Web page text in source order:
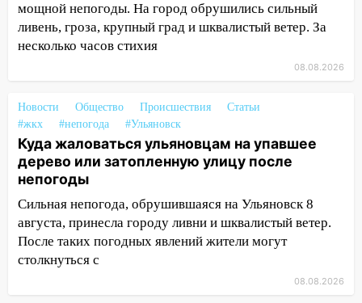
13:22
Упавшие деревья перекрыли
дороги в Ульяновске: фото
сохранятся 9 августа
13:15 Трижды «брал в долг» без спроса:
житель Вешкаймского района похитил у
знакомого 191 тысячу рублей
13:14 Ураган оторвал светофор на
проспекте Филатова в Ульяновске
13:12 Дерево пробило крышу дома на
Новгородской в Ульяновске и рухнуло
мощной непогоды. На город обрушились сильный
ливень, гроза, крупный град и шквалистый ветер. За
несколько часов стихия
08.08.2026
Новости Общество Происшествия
Статьи
#жкх
#непогода #Ульяновск
Куда жаловаться ульяновцам на упавшее
дерево или затопленную улицу после
непогоды
Сильная непогода, обрушившаяся на Ульяновск 8
августа, принесла городу ливни и шквалистый ветер.
После таких погодных явлений жители могут
столкнуться с
08.08.2026